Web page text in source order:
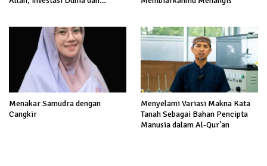
Menakar Samudra dengan
Cangkir
Menyelami Variasi Makna Kata
Tanah Sebagai Bahan Pencipta
Manusia dalam Al-Qur’an